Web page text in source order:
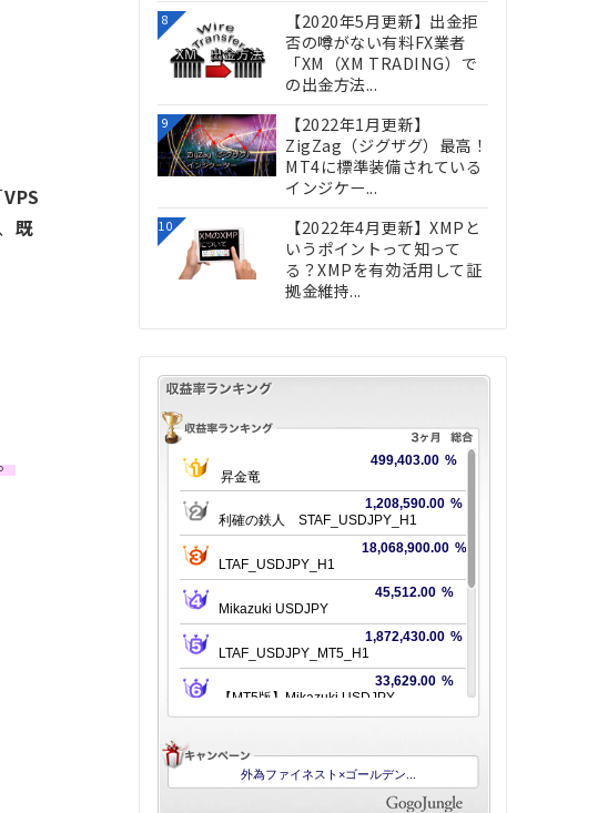
VPS
既
8
【2020年5月更新】出金拒
否の噂がない有料FX業者
「XM（XM TRADING）で
の出金方法...
9
【2022年1月更新】
ZigZag（ジグザグ）最高！
MT4に標準装備されている
インジケー...
10
【2022年4月更新】XMPと
いうポイントって知って
る？XMPを有効活用して証
拠金維持...